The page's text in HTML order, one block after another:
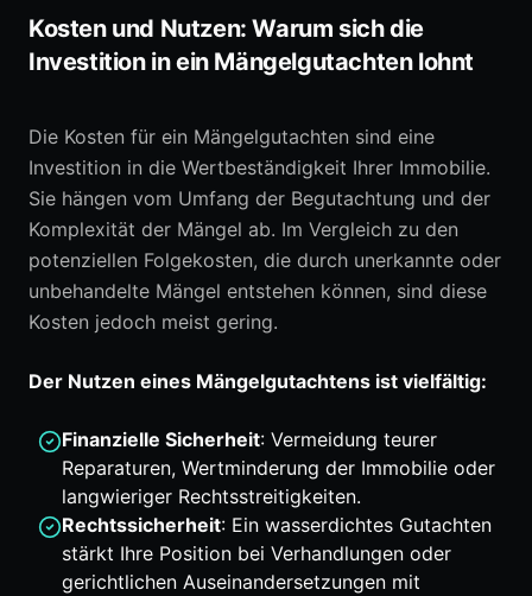
Kosten und Nutzen: Warum sich die
Investition in ein Mängelgutachten lohnt
Die Kosten für ein Mängelgutachten sind eine
Investition in die Wertbeständigkeit Ihrer Immobilie.
Sie hängen vom Umfang der Begutachtung und der
Komplexität der Mängel ab. Im Vergleich zu den
potenziellen Folgekosten, die durch unerkannte oder
unbehandelte Mängel entstehen können, sind diese
Kosten jedoch meist gering.
Der Nutzen eines Mängelgutachtens ist vielfältig:
Finanzielle Sicherheit: Vermeidung teurer
Reparaturen, Wertminderung der Immobilie oder
langwieriger Rechtsstreitigkeiten.
Rechtssicherheit: Ein wasserdichtes Gutachten
stärkt Ihre Position bei Verhandlungen oder
gerichtlichen Auseinandersetzungen mit